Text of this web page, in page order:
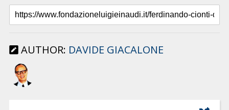
AUTHOR: DAVIDE GIACALONE